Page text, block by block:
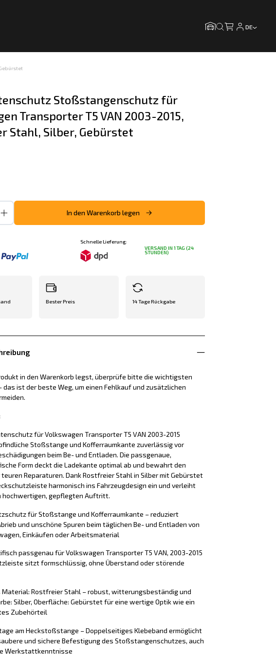
DE
Stoßstangenschutz für
Transporter T5 VAN 2003-2015,
Stahl, Silber, Gebürstet
In den Warenkorb legen
Schnelle Lieferung:
VERSAND IN 1 TAG (24
STUNDEN)
Bester Preis 14 Tage Rückgabe
in den Warenkorb legst, überprüfe bitte die wichtigsten
das ist der beste Weg, um einen Fehlkauf und zusätzlichen
für Volkswagen Transporter T5 VAN 2003-2015
Stoßstange und Kofferraumkante zuverlässig vor
beim Be- und Entladen. Die passgenaue,
Form deckt die Ladekante optimal ab und bewahrt den
teuren Reparaturen. Dank Rostfreier Stahl in Silber mit Gebürstet
harmonisch ins Fahrzeugdesign ein und verleiht
hochwertigen, gepflegten Auftritt.
für Stoßstange und Kofferraumkante – reduziert
und unschöne Spuren beim täglichen Be- und Entladen von
Einkäufen oder Arbeitsmaterial
passgenau für Volkswagen Transporter T5 VAN, 2003-2015
sitzt formschlüssig, ohne Überstand oder störende
Material: Rostfreier Stahl – robust, witterungsbeständig und
Silber, Oberfläche: Gebürstet für eine wertige Optik wie ein
Zubehörteil
am Heckstoßstange – Doppelseitiges Klebeband ermöglicht
und sichere Befestigung des Stoßstangenschutzes, auch
Werkstattkenntnisse